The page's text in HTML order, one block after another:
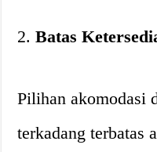
2.Batas
Pilihan akomodasi
terkadang terbatas